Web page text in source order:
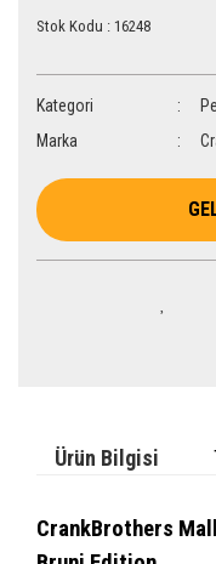
Stok Kodu : 16248
Kategori
Marka
Ürün Bilgisi
CrankBrothers